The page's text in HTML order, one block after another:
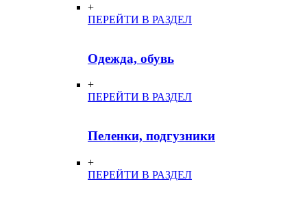
+
ПЕРЕЙТИ В РАЗДЕЛ
Одежда, обувь
+
ПЕРЕЙТИ В РАЗДЕЛ
Пеленки, подгузники
+
ПЕРЕЙТИ В РАЗДЕЛ